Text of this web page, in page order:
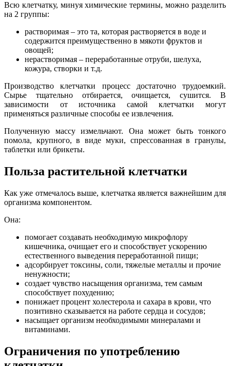
Всю клетчатку, минуя химические термины, можно разделить
на 2 группы:
растворимая – это та, которая растворяется в воде и
содержится преимущественно в мякоти фруктов и
овощей;
нерастворимая – переработанные отруби, шелуха,
кожура, створки и т.д.
Производство клетчатки процесс достаточно трудоемкий.
Сырье тщательно отбирается, очищается, сушится. В
зависимости от источника самой клетчатки могут
применяться различные способы ее извлечения.
Полученную массу измельчают. Она может быть тонкого
помола, крупного, в виде муки, спрессованная в гранулы,
таблетки или брикеты.
Польза растительной клетчатки
Как уже отмечалось выше, клетчатка является важнейшим для
организма компонентом.
Она:
помогает создавать необходимую микрофлору
кишечника, очищает его и способствует ускорению
естественного выведения переработанной пищи;
адсорбирует токсины, соли, тяжелые металлы и прочие
ненужности;
создает чувство насыщения организма, тем самым
способствует похудению;
понижает процент холестерола и сахара в крови, что
позитивно сказывается на работе сердца и сосудов;
насыщает организм необходимыми минералами и
витаминами.
Ограничения по употреблению